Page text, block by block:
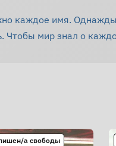
каждое имя.
Чтобы мир знал о
а свободы